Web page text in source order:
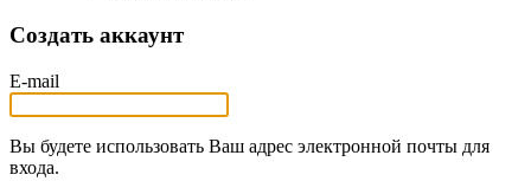
Создать аккаунт
E-mail
Вы будете использовать Ваш адрес электронной почты для
входа.